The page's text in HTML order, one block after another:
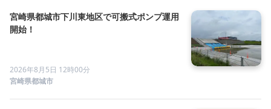
宮崎県都城市下川東地区で可搬式ポンプ運用
開始！
2026年8月5日 12時00分
宮崎県都城市